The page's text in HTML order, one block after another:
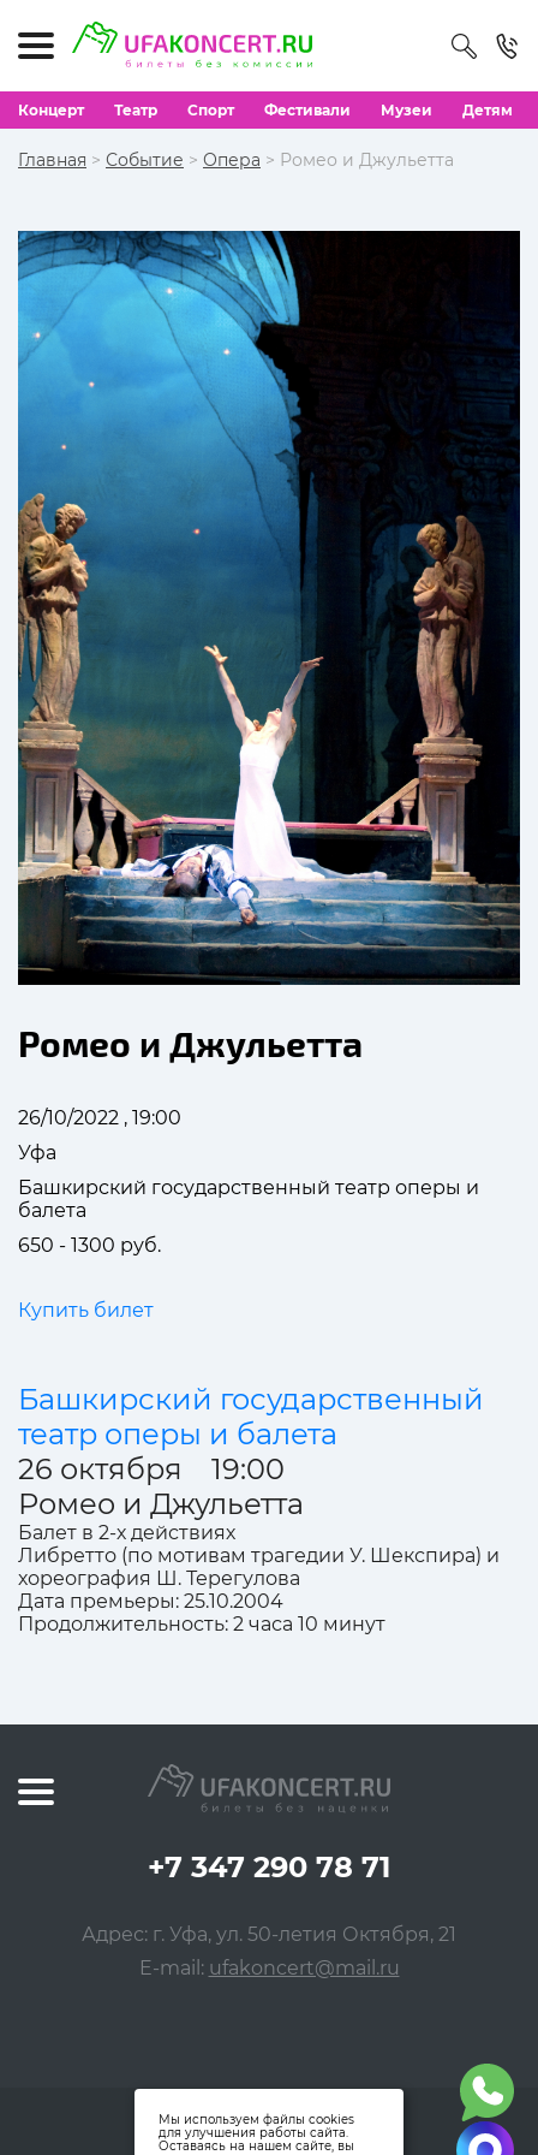
Концерт Театр Спорт Фестивали Музеи Детям
Главная > Событие > Опера > Ромео и Джульетта
Ромео и Джульетта
26/10/2022 , 19:00
Уфа
Башкирский государственный театр оперы и
балета
650 - 1300 руб.
Купить билет
Башкирский государственный
театр оперы и балета
26 октября 19:00
Ромео и Джульетта
Балет в 2-х действиях
Либретто (по мотивам трагедии У. Шекспира) и
хореография Ш. Терегулова
Дата премьеры: 25.10.2004
Продолжительность: 2 часа 10 минут
+7 347 290 78 71
Адрес: г. Уфа, ул. 50-летия Октября, 21
E-mail: ufakoncert@mail.ru
Мы используем файлы cookies
для улучшения работы сайта.
Оставаясь на нашем сайте, вы